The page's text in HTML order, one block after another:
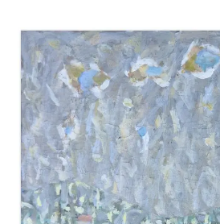
HANS
CATALOGUE DES
VOL. 1 : LES
VOL. 2 : LES
VOL. 3 : CRAYONS DE